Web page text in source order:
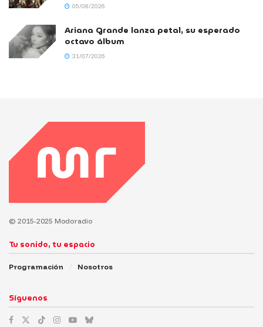
05/08/2026
Ariana Grande lanza petal, su esperado
octavo álbum
31/07/2026
© 2015-2025 Modoradio
Tu sonido, tu espacio
Programación Nosotros
Síguenos